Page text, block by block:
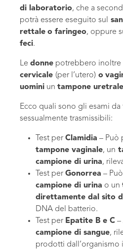
di laboratorio, che a
potrà essere eseguito sul
rettale o faringeo, oppure
feci.
Le donne potrebbero inoltre
cervicale (per l’utero) o
uomini un tampone
Ecco quali sono gli esami
sessualmente trasmissibili:
Test per Clamidia – Può
tampone vaginale, un
campione di urina,
Test per Gonorrea –
campione di urina o un
direttamente dal sito
DNA del batterio.
Test per Epatite B e C –
campione di sangue,
prodotti dall’organismo